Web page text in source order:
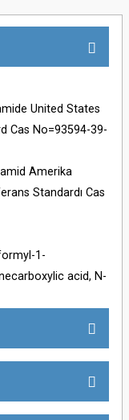
United States
Cas No=93594-39-
Amerika
Standardı Cas
1-
acid, N-